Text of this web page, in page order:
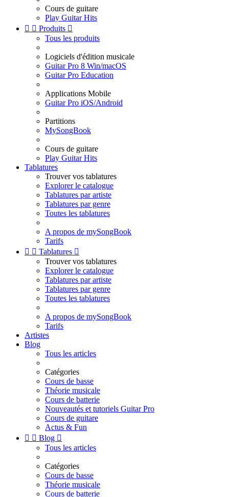
Cours de guitare
Play Guitar Hits
  Produits 
Tous les produits
Logiciels d'édition musicale
Guitar Pro 8 Win/macOS
Guitar Pro Education
Applications Mobile
Guitar Pro iOS/Android
Partitions
MySongBook
Cours de guitare
Play Guitar Hits
Tablatures
Trouver vos tablatures
Explorer le catalogue
Tablatures par artiste
Tablatures par genre
Toutes les tablatures
A propos de mySongBook
Tarifs
  Tablatures 
Trouver vos tablatures
Explorer le catalogue
Tablatures par artiste
Tablatures par genre
Toutes les tablatures
A propos de mySongBook
Tarifs
Artistes
Blog
Tous les articles
Catégories
Cours de basse
Théorie musicale
Cours de batterie
Nouveautés et tutoriels Guitar Pro
Cours de guitare
Actus & Fun
  Blog 
Tous les articles
Catégories
Cours de basse
Théorie musicale
Cours de batterie